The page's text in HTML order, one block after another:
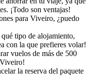
¡Todo son ventajas!
para Viveiro, ¿puedo
tipo de alojamiento,
con la que prefieres volar!
vuelos de más de 500
Viveiro!
la reserva del paquete